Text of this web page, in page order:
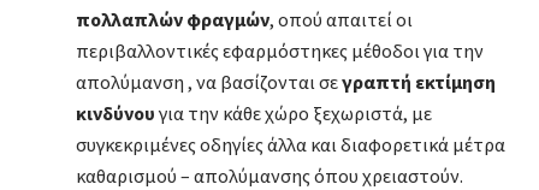
πολλαπλών φραγμών, οπού απαιτεί οι
περιβαλλοντικές εφαρμόστηκες μέθοδοι για την
απολύμανση , να βασίζονται σεγραπτή εκτίμηση
κινδύνουγια την κάθε χώρο ξεχωριστά, με
συγκεκριμένες οδηγίες άλλα και διαφορετικά μέτρα
καθαρισμού – απολύμανσης όπου χρειαστούν.